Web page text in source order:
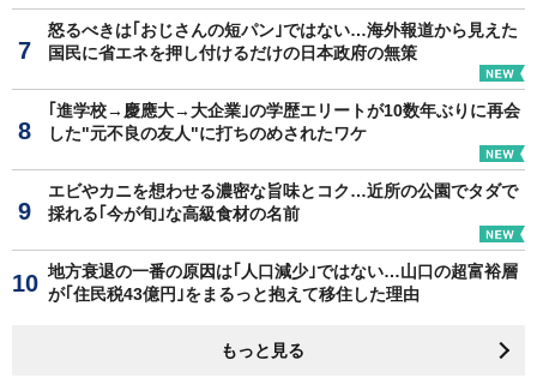
怒るべきは｢おじさんの短パン｣ではない…海外報道から見えた
国民に省エネを押し付けるだけの日本政府の無策
｢進学校→慶應大→大企業｣の学歴エリートが10数年ぶりに再会
した"元不良の友人"に打ちのめされたワケ
エビやカニを想わせる濃密な旨味とコク…近所の公園でタダで
採れる｢今が旬｣な高級食材の名前
地方衰退の一番の原因は｢人口減少｣ではない…山口の超富裕層
が｢住民税43億円｣をまるっと抱えて移住した理由
もっと見る